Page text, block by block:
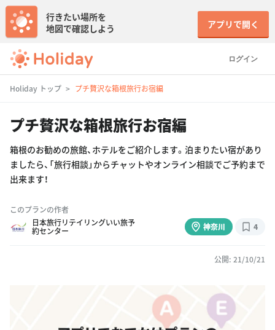
ログイン
行きたい場所を
地図で確認しよう
アプリで開く
Holiday トップ プチ贅沢な箱根旅行お宿編
プチ贅沢な箱根旅行お宿編
箱根のお勧めの旅館、ホテルをご紹介します。泊まりたい宿があり
ましたら、「旅行相談」からチャットやオンライン相談でご予約まで
出来ます！
このプランの作者
日本旅行リテイリングいい旅予
約センター
神奈川 4
公開: 21/10/21